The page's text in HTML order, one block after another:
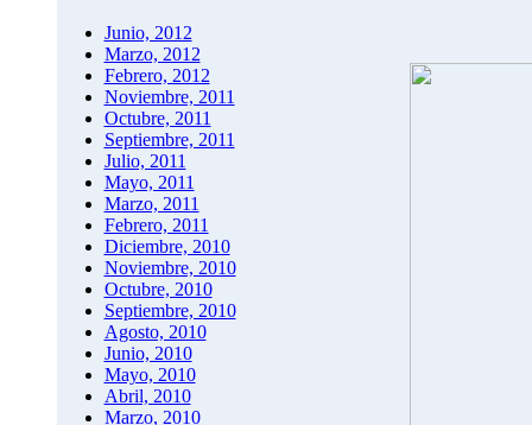
Junio, 2012
Marzo, 2012
Febrero, 2012
Noviembre, 2011
Octubre, 2011
Septiembre, 2011
Julio, 2011
Mayo, 2011
Marzo, 2011
Febrero, 2011
Diciembre, 2010
Noviembre, 2010
Octubre, 2010
Septiembre, 2010
Agosto, 2010
Junio, 2010
Mayo, 2010
Abril, 2010
Marzo, 2010